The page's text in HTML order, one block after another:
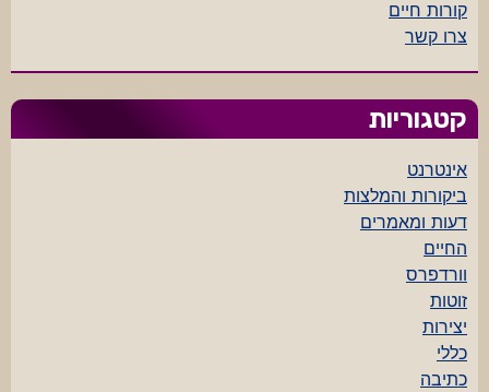
קורות חיים
צרו קשר
קטגוריות
אינטרנט
ביקורות והמלצות
דעות ומאמרים
החיים
וורדפרס
זוטות
יצירות
כללי
כתיבה